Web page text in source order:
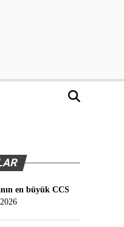
en büyük CCS